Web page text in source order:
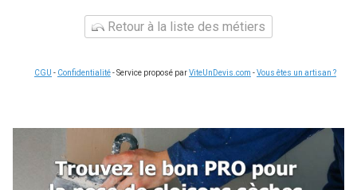
Retour à la liste des métiers
CGU - Confidentialité- Service proposé parViteUnDevis.com -Vous êtes un artisan ?